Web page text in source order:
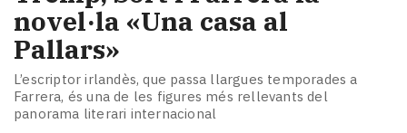
novel·la «Una casa al
Pallars»
L’escriptor irlandès, que passa llargues temporades a
Farrera, és una de les figures més rellevants del
panorama literari internacional